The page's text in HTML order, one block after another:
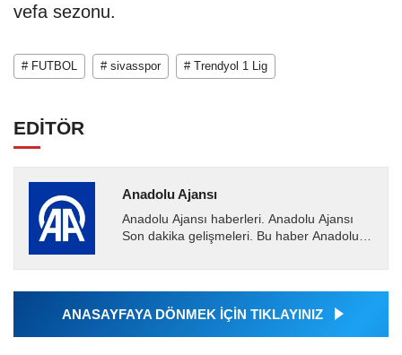
vefa sezonu.
# FUTBOL # sivasspor # Trendyol 1 Lig
EDİTÖR
Anadolu Ajansı
Anadolu Ajansı haberleri. Anadolu Ajansı
Son dakika gelişmeleri. Bu haber Anadolu
Ajansı tarafından...
ANASAYFAYA DÖNMEK İÇİN TIKLAYINIZ